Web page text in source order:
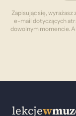
Zapisując się,
e-mail dotyczących
dowolnym momencie.
lekcjew